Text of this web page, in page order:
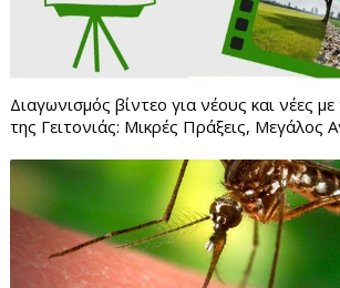
Διαγωνισμός βίντεο για νέους και νέες
της Γειτονιάς: Μικρές Πράξεις, Μεγάλος